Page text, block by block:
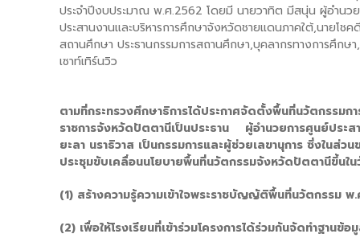
ประจำปีงบประมาณ พ.ศ.2562 โดยมี นายวาทิต มีสนุ่น ผู้อำนว
ประสานงานและบริหารการศึกษาจังหวัดชายแดนภาคใต้,นายโ
สถานศึกษา ประธานกรรมการสถานศึกษา,บุคลากรทางการศึก
เซาท์เทิร์นวิว
ตามที่กระทรวงศึกษาธิการได้ประกาศจัดตั้งพื้นที่นวัตกรร
ราชการจังหวัดปัตตานีเป็นประธาน ผู้อำนวยการศูนย์ประส
ยะลา นราธิวาส เป็นกรรมการและผู้ช่วยเลขานุการ ซึ่งในส่
ประชุมขับเคลื่อนนโยบายพื้นที่นวัตกรรมจังหวัดปัตตานีขึ้น
(1) สร้างความรู้ความเข้าใจพระราชบัญญัติพื้นที่นวัตกรรม พ
(2) เพื่อให้โรงเรียนที่เข้าร่วมโครงการได้ร่วมกันจัดทำฐาน